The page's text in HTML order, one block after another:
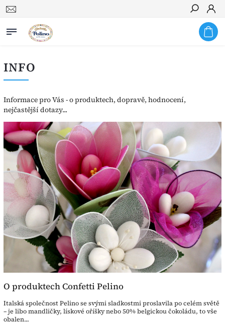
Hledat
INFO
Informace pro Vás - o produktech, dopravě, hodnocení,
nejčastější dotazy...
O produktech Confetti Pelino
Italská společnost Pelino se svými sladkostmi proslavila po celém světě
– je libo mandličky, lískové oříšky nebo 50% belgickou čokoládu, to vše
obalen...